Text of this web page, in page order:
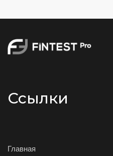
Ссылки
Главная